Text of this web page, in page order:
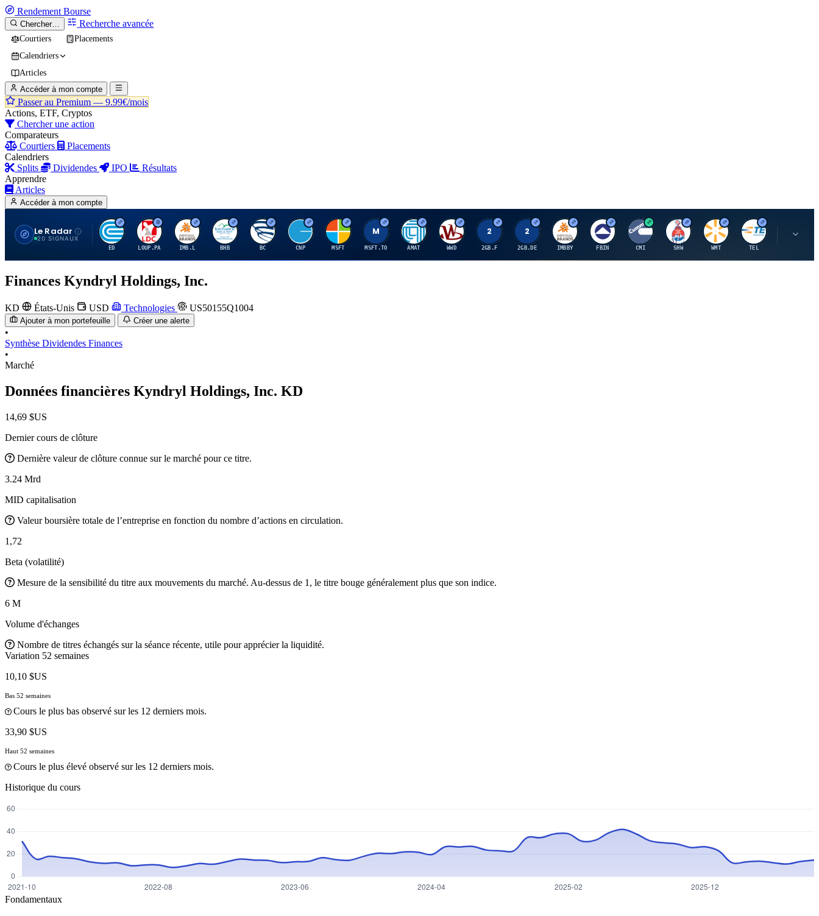
Rendement Bourse
Chercher… Recherche avancée
Courtiers
Placements
Calendriers
Articles
Accéder à mon compte
Passer au Premium — 9.99€/mois
Actions, ETF, Cryptos
Chercher une action
Comparateurs
Courtiers
Placements
Calendriers
Splits
Dividendes IPO
Résultats
Apprendre
Articles
Accéder à mon compte
Le Radar
20 SIGNAUX
C
ED
L
LOUP.PA
I
IMB.L
B
BHB
B
BC
C
CNP
M
MSFT
M
MSFT.TO
A
AMAT
W
WWD
2
2GB.F
2
2GB.DE
I
IMBBY
F
FBIN
C
CMI
S
SHW
W
WMT TEL
M
Finances Kyndryl Holdings, Inc.
KD États-Unis USD Technologies US50155Q1004
Ajouter à mon portefeuille Créer une alerte
•
Synthèse Dividendes Finances
•
Marché
Données financières Kyndryl Holdings, Inc. KD
14,69 $US
Dernier cours de clôture
Dernière valeur de clôture connue sur le marché pour ce titre.
3.24 Mrd
MID capitalisation
Valeur boursière totale de l’entreprise en fonction du nombre d’actions en circulation.
1,72
Beta (volatilité)
Mesure de la sensibilité du titre aux mouvements du marché. Au-dessus de 1, le titre bouge généralement plus que son indice.
6 M
Volume d'échanges
Nombre de titres échangés sur la séance récente, utile pour apprécier la liquidité.
Variation 52 semaines
10,10 $US
Bas 52 semaines
Cours le plus bas observé sur les 12 derniers mois.
33,90 $US
Haut 52 semaines
Cours le plus élevé observé sur les 12 derniers mois.
Historique du cours
Fondamentaux